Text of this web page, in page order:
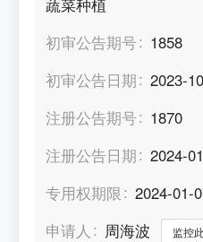
初审公告期号
1858
初审公告日期
2023-
注册公告期号
1870
注册公告日期
2024-
专用权期限
2024-01-
申请人
周海波 监控